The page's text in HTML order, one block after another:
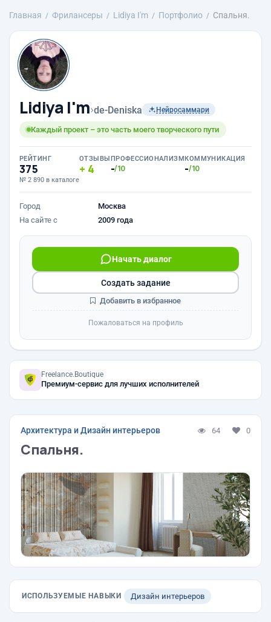
Главная Фрилансеры Lidiya I'm Портфолио Спальня.
Lidiya I'm›de-Deniska Нейросаммари
Каждый проект – это часть моего творческого пути
РЕЙТИНГ
375
№ 2 890 в каталоге
ОТЗЫВЫ
4
ПРОФЕССИОНАЛИЗМ
-/10
КОММУНИКАЦИЯ
-/10
Город
Москва
На сайте с
2009 года
Начать диалог
Создать задание
Добавить в избранное
Пожаловаться на профиль
Freelance.Boutique
Премиум-сервис для лучших исполнителей
Архитектура и Дизайн интерьеров 64 0
Спальня.
ИСПОЛЬЗУЕМЫЕ НАВЫКИ Дизайн интерьеров